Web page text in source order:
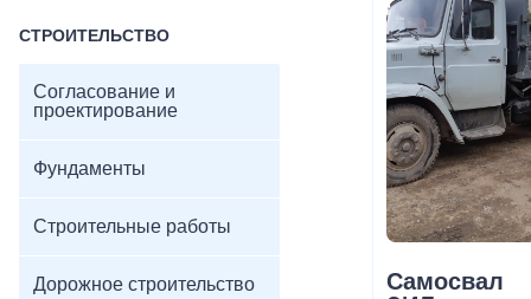
СТРОИТЕЛЬСТВО
Согласование и
проектирование
Фундаменты
Строительные работы
Дорожное строительство
Самосвал